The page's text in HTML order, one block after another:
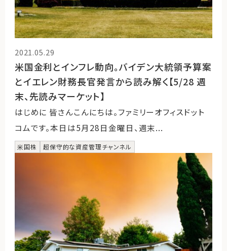
2021.05.29
米国金利とインフレ動向。バイデン大統領予算案
とイエレン財務長官発言から読み解く【5/28 週
末、先読みマーケット】
はじめに 皆さんこんにちは。ファミリーオフィスドット
コムです。本日は5月28日金曜日、週末...
米国株 超保守的な資産管理チャンネル